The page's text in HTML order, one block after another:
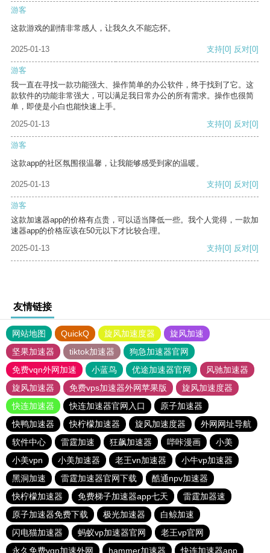
游客
这款游戏的剧情非常感人，让我久久不能忘怀。
2025-01-13 支持[0] 反对[0]
游客
我一直在寻找一款功能强大、操作简单的办公软件，终于找到了它。这
款软件的功能非常强大，可以满足我日常办公的所有需求。操作也很简
单，即使是小白也能快速上手。
2025-01-13
支持[0] 反对[0]
游客
这款app的社区氛围很温馨，让我能够感受到家的温暖。
2025-01-13 支持[0] 反对[0]
游客
这款加速器app的价格有点贵，可以适当降低一些。我个人觉得，一款加
速器app的价格应该在50元以下才比较合理。
2025-01-13
支持[0] 反对[0]
友情链接
网站地图 QuickQ 旋风加速度器
旋风加速
坚果加速器
tiktok加速器
狗急加速器官网
免费vqn外网加速
小蓝鸟 优途加速器官网
风驰加速器
旋风加速器
免费vps加速器外网苹果版
旋风加速度器
快连加速器
快连加速器官网入口
原子加速器
快鸭加速器
快柠檬加速器 旋风加速度器
外网网址导航
软件中心
雷霆加速 狂飙加速器 哔咔漫画
小美
小美vpn
小美加速器 老王vn加速器
小牛vp加速器
黑洞加速
雷霆加速器官网下载
酷通npv加速器
快柠檬加速器
免费梯子加速器app七天
雷霆加器速
原子加速器免费下载
极光加速器
白鲸加速
闪电猫加速器
蚂蚁vp加速器官网
老王vp官网
永久免费vqn加速外网
hammer加速器 快连加速器app